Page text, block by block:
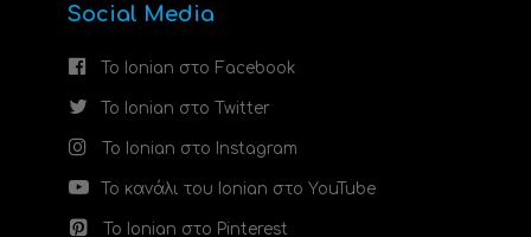
Social Media
Το Ionian στο Facebook
Το Ionian στο Twitter
Το Ionian στο Instagram
Το κανάλι του Ionian στο YouTube
Το Ionian στο Pinterest